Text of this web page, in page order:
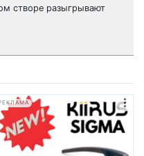
створе разыгрывают